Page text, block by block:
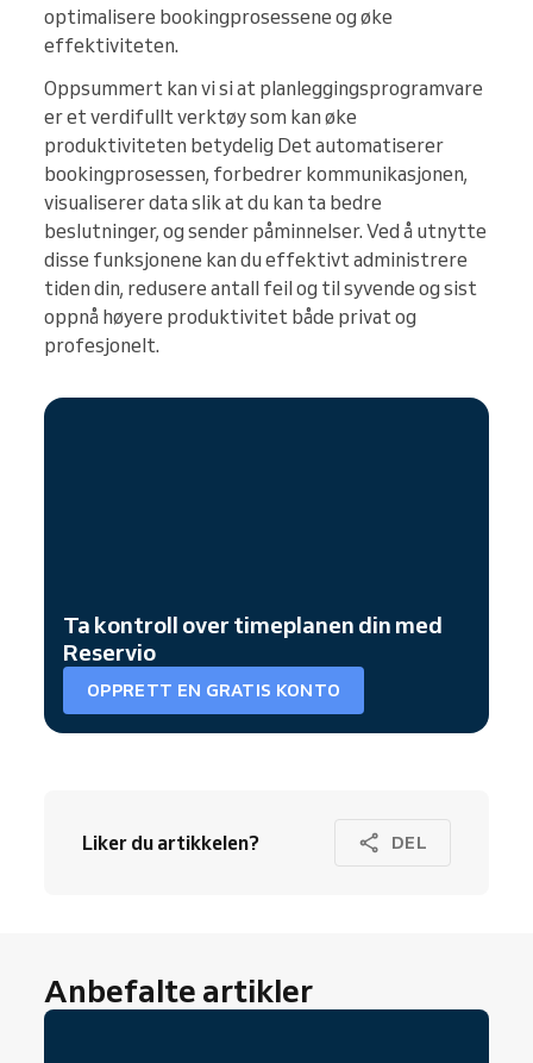
optimalisere bookingprosessene og øke
effektiviteten.
Oppsummert kan vi si at planleggingsprogramvare
er et verdifullt verktøy som kan øke
produktiviteten betydelig Det automatiserer
bookingprosessen, forbedrer kommunikasjonen,
visualiserer data slik at du kan ta bedre
beslutninger, og sender påminnelser. Ved å utnytte
disse funksjonene kan du effektivt administrere
tiden din, redusere antall feil og til syvende og sist
oppnå høyere produktivitet både privat og
profesjonelt.
Ta kontroll over timeplanen din med
Reservio
OPPRETT EN GRATIS KONTO
Liker du artikkelen? DEL
Anbefalte artikler